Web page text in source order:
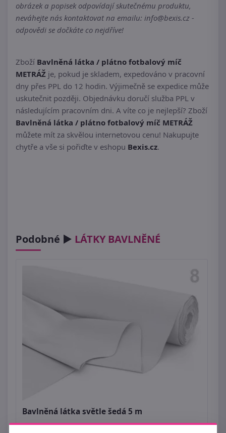
obrázek a popisek odpovídají skutečnému produktu,
neváhejte nás kontaktovat na emailu: info@bexis.cz -
odpovědi se dočkáte co nejdříve!
Zboží Bavlněná látka / plátno fotbalový míč
METRÁŽ je, pokud je skladem, expedováno v pracovní
dny přes PPL do 12 hodin. Výjimečně se expedice může
uskutečnit později. Objednávku doručí služba PPL v
následujícím pracovním dni. A víte co je nejlepší? Zboží
Bavlněná látka / plátno fotbalový míč METRÁŽ
můžete mít za skvělou internetovou cenu! Nakupujte
chytře a vše si pořiďte v eshopu Bexis.cz.
Podobné ► LÁTKY BAVLNĚNÉ
Bavlněná látka světle šedá 5 m